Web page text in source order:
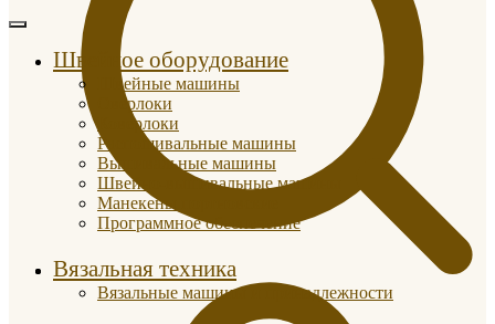
Швейное оборудование
Швейные машины
Оверлоки
Коверлоки
Распошивальные машины
Вышивальные машины
Швейно-вышивальные машины
Манекены портновские
Программное обеспечение
Вязальная техника
Вязальные машины и принадлежности